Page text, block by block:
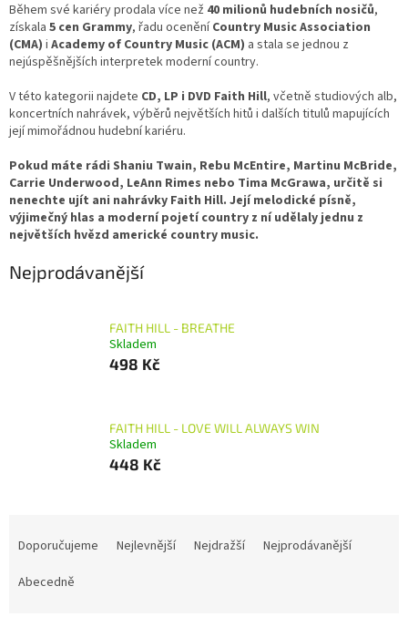
Během své kariéry prodala více než 40 milionů hudebních nosičů,
získala 5 cen Grammy, řadu oceněníCountry Music Association
(CMA) i Academy of Country Music (ACM) a stala se jednou z
nejúspěšnějších interpretek moderní country.
V této kategorii najdete CD, LP i DVD Faith Hill, včetně studiových alb,
koncertních nahrávek, výběrů největších hitů i dalších titulů mapujících
její mimořádnou hudební kariéru.
Pokud máte rádi Shaniu Twain, Rebu McEntire, Martinu McBride,
Carrie Underwood, LeAnn Rimes nebo Tima McGrawa, určitě si
nenechte ujít ani nahrávky Faith Hill. Její melodické písně,
výjimečný hlas a moderní pojetí country z ní udělaly jednu z
největších hvězd americké country music.
Nejprodávanější
FAITH HILL - BREATHE
Skladem
498 Kč
FAITH HILL - LOVE WILL ALWAYS WIN
Skladem
448 Kč
Doporučujeme Nejlevnější Nejdražší
Nejprodávanější
Abecedně